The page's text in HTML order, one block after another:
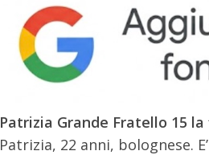
Patrizia Grande Fratello 15
Patrizia, 22 anni, bolognese.